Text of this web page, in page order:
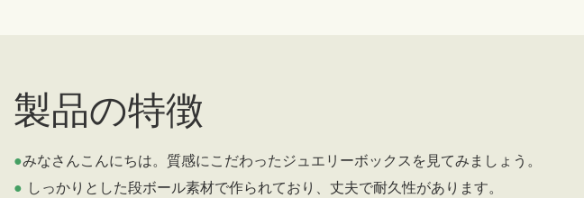
製品の特徴
●みなさんこんにちは。質感にこだわったジュエリーボックスを見てみましょう。
● しっかりとした段ボール素材で作られており、丈夫で耐久性があります。